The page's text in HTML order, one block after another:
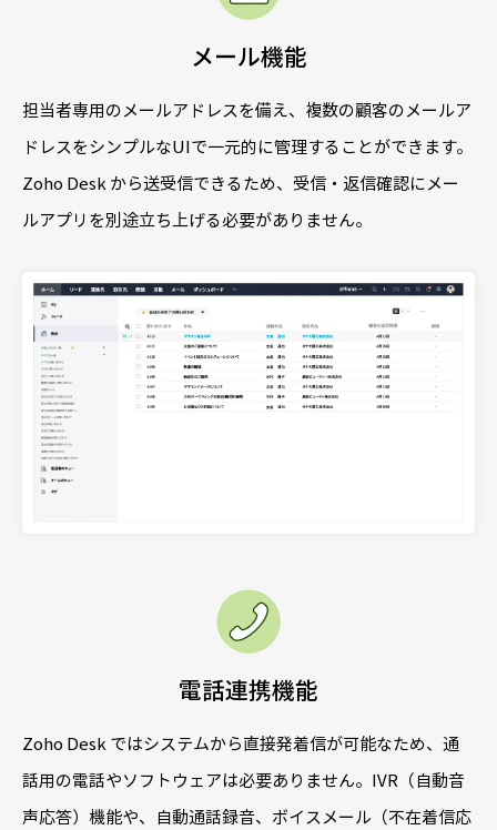
メール機能
担当者専用のメールアドレスを備え、複数の顧客のメールア
ドレスをシンプルなUIで一元的に管理することができます。
Zoho Desk から送受信できるため、受信・返信確認にメー
ルアプリを別途立ち上げる必要がありません。
電話連携機能
Zoho Desk ではシステムから直接発着信が可能なため、通
話用の電話やソフトウェアは必要ありません。IVR（自動音
声応答）機能や、自動通話録音、ボイスメール（不在着信応